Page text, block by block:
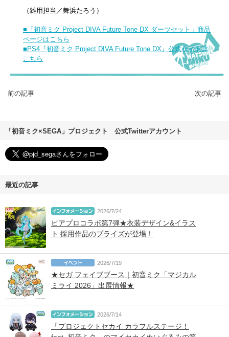
（雑用担当／舞浜たろう）
■「初音ミク Project DIVA Future Tone DX ダーツセット」商品
ページはこちら
■PS4『初音ミク Project DIVA Future Tone DX』公式サイトは
こちら
前の記事 次の記事
「初音ミク×SEGA」プロジェクト 公式Twitterアカウント
最近の記事
2026/7/24
ピアプロコラボ第7弾★衣装デザイン&イラス
ト 採用作品のプライズが登場！
2026/7/19
★セガ フェイブブース｜初音ミク「マジカル
ミライ 2026」出展情報★
2026/7/14
「プロジェクトセカイ カラフルステージ！